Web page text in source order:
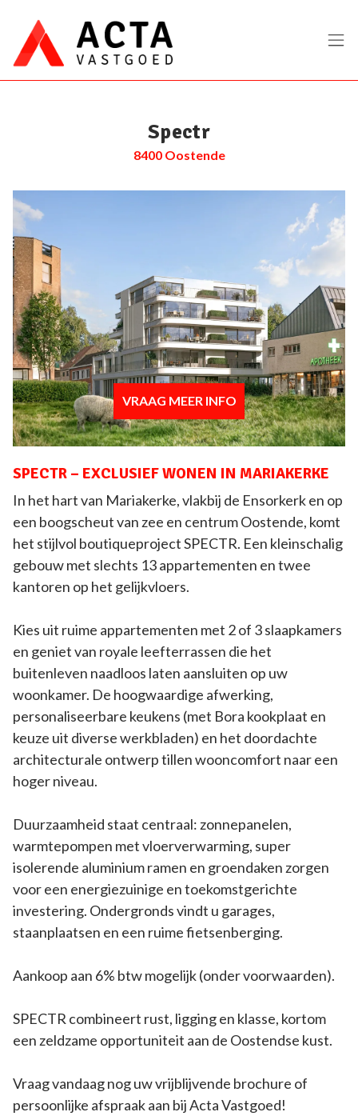
Spectr
8400 Oostende
VRAAG MEER INFO
SPECTR – EXCLUSIEF WONEN IN MARIAKERKE
In het hart van Mariakerke, vlakbij de Ensorkerk en op
een boogscheut van zee en centrum Oostende, komt
het stijlvol boutiqueproject SPECTR. Een kleinschalig
gebouw met slechts 13 appartementen en twee
kantoren op het gelijkvloers.
Kies uit ruime appartementen met 2 of 3 slaapkamers
en geniet van royale leefterrassen die het
buitenleven naadloos laten aansluiten op uw
woonkamer. De hoogwaardige afwerking,
personaliseerbare keukens (met Bora kookplaat en
keuze uit diverse werkbladen) en het doordachte
architecturale ontwerp tillen wooncomfort naar een
hoger niveau.
Duurzaamheid staat centraal: zonnepanelen,
warmtepompen met vloerverwarming, super
isolerende aluminium ramen en groendaken zorgen
voor een energiezuinige en toekomstgerichte
investering. Ondergronds vindt u garages,
staanplaatsen en een ruime fietsenberging.
Aankoop aan 6% btw mogelijk (onder voorwaarden).
SPECTR combineert rust, ligging en klasse, kortom
een zeldzame opportuniteit aan de Oostendse kust.
Vraag vandaag nog uw vrijblijvende brochure of
persoonlijke afspraak aan bij Acta Vastgoed!